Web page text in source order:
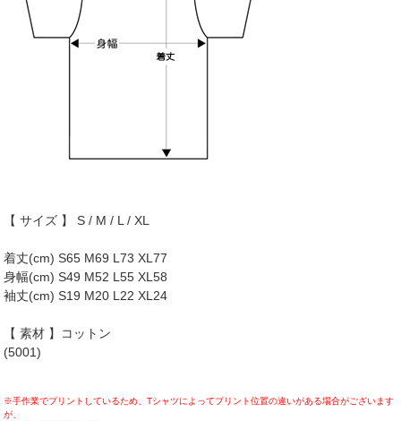
【 サイズ 】 S / M / L / XL
着丈(cm) S65 M69 L73 XL77
身幅(cm) S49 M52 L55 XL58
袖丈(cm) S19 M20 L22 XL24
【 素材 】コットン
(5001)
※手作業でプリントしているため、Tシャツによってプリント位置の違いがある場合がございます
が、